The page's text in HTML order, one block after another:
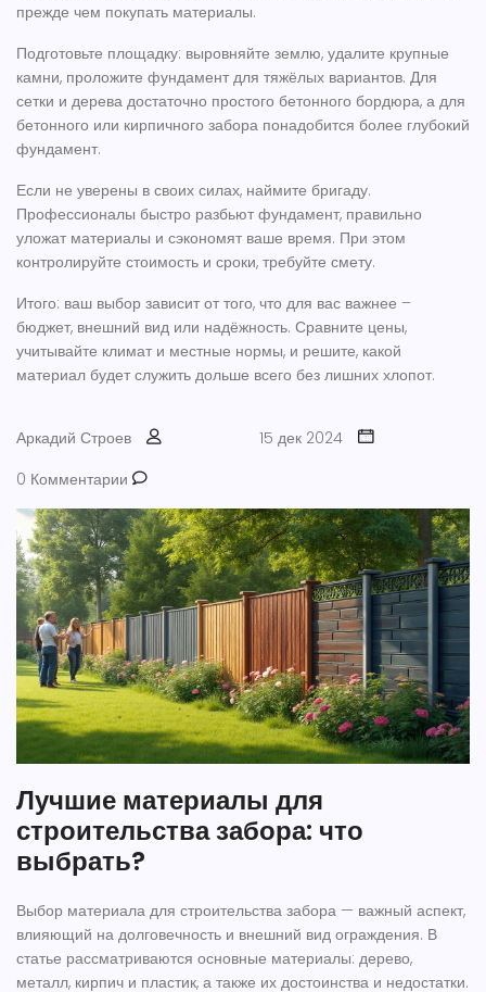
прежде чем покупать материалы.
Подготовьте площадку: выровняйте землю, удалите крупные
камни, проложите фундамент для тяжёлых вариантов. Для
сетки и дерева достаточно простого бетонного бордюра, а для
бетонного или кирпичного забора понадобится более глубокий
фундамент.
Если не уверены в своих силах, наймите бригаду.
Профессионалы быстро разбьют фундамент, правильно
уложат материалы и сэкономят ваше время. При этом
контролируйте стоимость и сроки, требуйте смету.
Итого: ваш выбор зависит от того, что для вас важнее –
бюджет, внешний вид или надёжность. Сравните цены,
учитывайте климат и местные нормы, и решите, какой
материал будет служить дольше всего без лишних хлопот.
Аркадий Строев
15 дек 2024
0 Комментарии
Лучшие материалы для
строительства забора: что
выбрать?
Выбор материала для строительства забора — важный аспект,
влияющий на долговечность и внешний вид ограждения. В
статье рассматриваются основные материалы: дерево,
металл, кирпич и пластик, а также их достоинства и недостатки.